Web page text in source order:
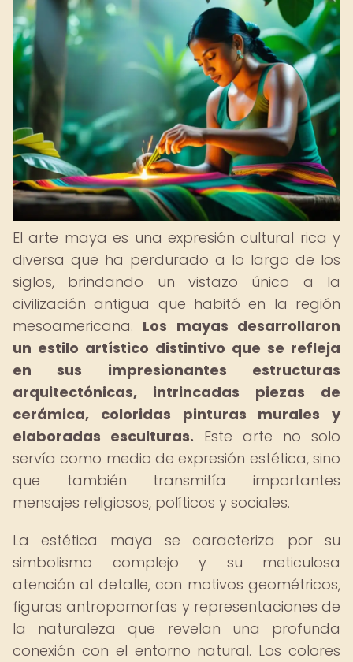
El arte maya es una expresión cultural rica y
diversa que ha perdurado a lo largo de los
siglos, brindando un vistazo único a la
civilización antigua que habitó en la región
mesoamericana. Los mayas desarrollaron
un estilo artístico distintivo que se refleja
en sus impresionantes estructuras
arquitectónicas, intrincadas piezas de
cerámica, coloridas pinturas murales y
elaboradas esculturas. Este arte no solo
servía como medio de expresión estética, sino
que también transmitía importantes
mensajes religiosos, políticos y sociales.
La estética maya se caracteriza por su
simbolismo complejo y su meticulosa
atención al detalle, con motivos geométricos,
figuras antropomorfas y representaciones de
la naturaleza que revelan una profunda
conexión con el entorno natural. Los colores